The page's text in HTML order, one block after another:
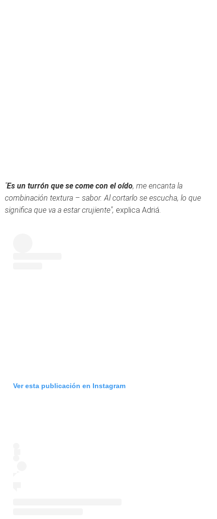
"Es un turrón que se come con el oído, me encanta la
combinación textura – sabor. Al cortarlo se escucha, lo que
significa que va a estar crujiente", explica Adriá.
Ver esta publicación en Instagram